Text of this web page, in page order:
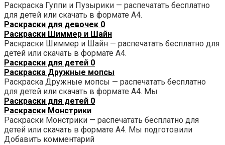
Раскраска Гуппи и Пузырики — распечатать бесплатно
для детей или скачать в формате А4.
Раскраски для девочек 0
Раскраски Шиммер и Шайн
Раскраски Шиммер и Шайн — распечатать бесплатно для
детей или скачать в формате А4.
Раскраски для детей 0
Раскраска Дружные мопсы
Раскраска Дружные мопсы — распечатать бесплатно
для детей или скачать в формате А4. Мы
Раскраски для детей 0
Раскраски Монстрики
Раскраски Монстрики — распечатать бесплатно для
детей или скачать в формате А4. Мы подготовили
Добавить комментарий